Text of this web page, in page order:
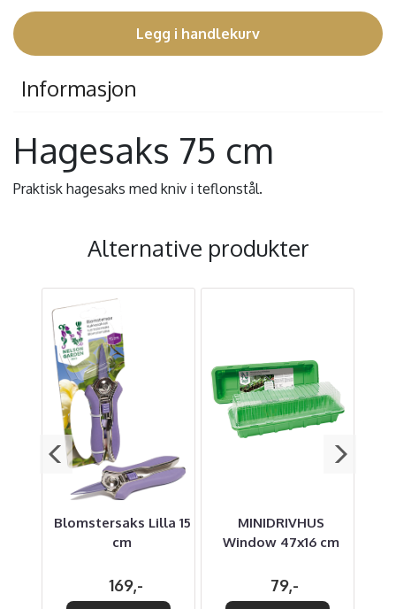
Legg i handlekurv
Informasjon
Hagesaks 75 cm
Praktisk hagesaks med kniv i teflonstål.
Alternative produkter
Blomstersaks Lilla 15
cm
169,-
MINIDRIVHUS
Window 47x16 cm
79,-